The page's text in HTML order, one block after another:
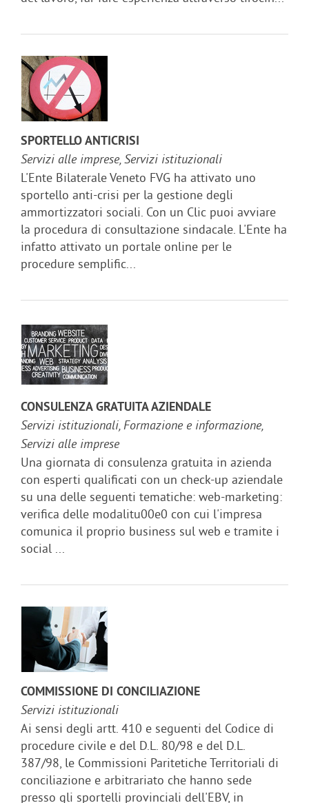
SPORTELLO ANTICRISI
Servizi alle imprese, Servizi istituzionali
L'Ente Bilaterale Veneto FVG ha attivato uno
sportello anti-crisi per la gestione degli
ammortizzatori sociali. Con un Clic puoi avviare
la procedura di consultazione sindacale. L'Ente ha
infatto attivato un portale online per le
procedure semplific...
CONSULENZA GRATUITA AZIENDALE
Servizi istituzionali, Formazione e informazione,
Servizi alle imprese
Una giornata di consulenza gratuita in azienda
con esperti qualificati con un check-up aziendale
su una delle seguenti tematiche: web-marketing:
verifica delle modalitu00e0 con cui l'impresa
comunica il proprio business sul web e tramite i
social ...
COMMISSIONE DI CONCILIAZIONE
Servizi istituzionali
Ai sensi degli artt. 410 e seguenti del Codice di
procedure civile e del D.L. 80/98 e del D.L.
387/98, le Commissioni Paritetiche Territoriali di
conciliazione e arbitrariato che hanno sede
presso gli sportelli provinciali dell'EBV, in